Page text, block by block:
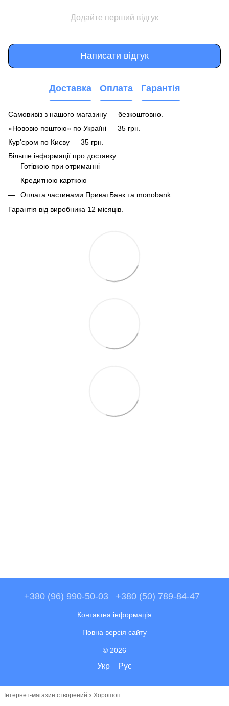
Додайте перший відгук
Написати відгук
Доставка Оплата Гарантія
Самовивіз з нашого магазину — безкоштовно.
«Нововю поштою» по Україні — 35 грн.
Кур'єром по Києву — 35 грн.
Більше інформації про доставку
Готівкою при отриманні
Кредитною карткою
Оплата частинами ПриватБанк та monobank
Гарантія від виробника 12 місяців.
+380 (96) 990-50-03 +380 (50) 789-84-47
Контактна інформація
Повна версія сайту
© 2026
Укр Рус
Інтернет-магазин створений з Хорошоп